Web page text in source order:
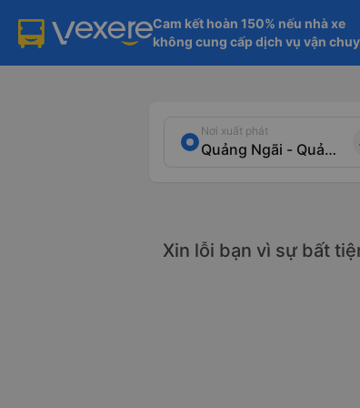
Cam kết hoàn 150% nếu nhà xe
không cung cấp dịch vụ vận
Nơi xuất phát
Xin lỗi bạn vì sự bất